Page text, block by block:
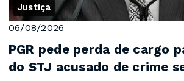
Justiça
06/08/2026
PGR pede perda de cargo
do STJ acusado de crime